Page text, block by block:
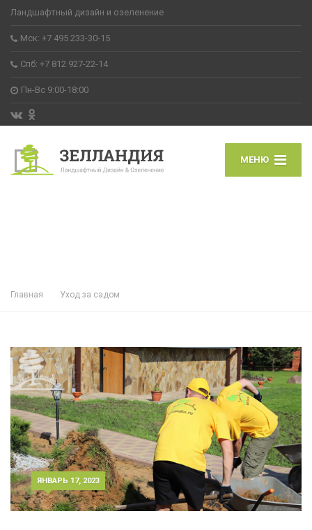
Ландшафтный дизайн и озеленение
Мск: +7 495 233-30-15
Спб: +7 812 927-22-14
Пн-Вс 9:00-18:00
МЕНЮ
Главная Уход за садом
ЯНВАРЬ 17, 2023